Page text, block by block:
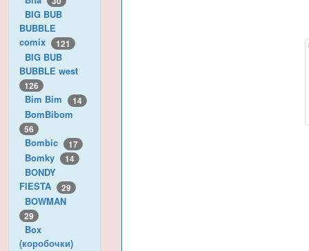
BIG BUB
BUBBLE
comix
121
BIG BUB
BUBBLE west
126
Bim Bim 14
BomBibom
56
Bombic 17
Bomky 14
BONDY
FIESTA
29
BOWMAN
29
Box
(коробочки)